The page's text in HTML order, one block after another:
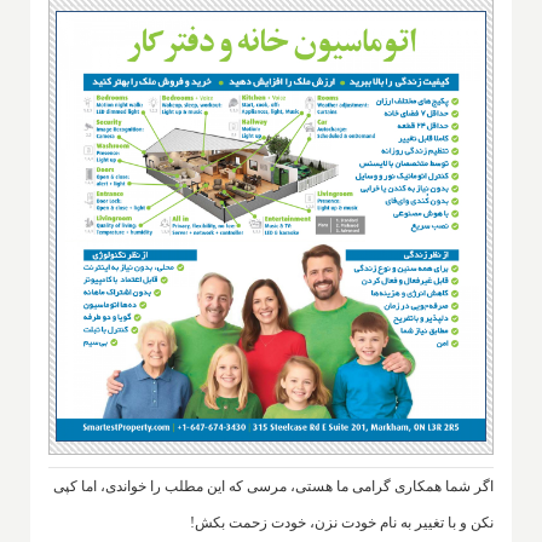
اگر شما همکاری گرامی ما هستی، مرسی که این مطلب را خواندی، اما کپی
نکن و با تغییر به نام خودت نزن، خودت زحمت بکش!